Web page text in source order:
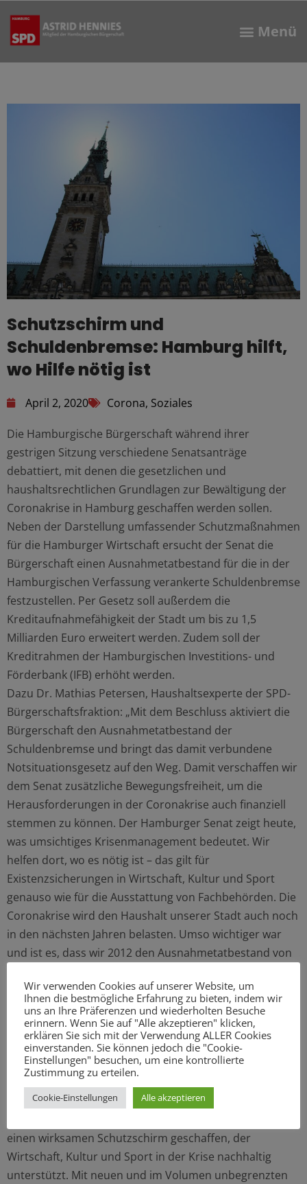
Schutzschirm und
Schuldenbremse: Hamburg hilft,
wo Hilfe nötig ist
April 2, 2020 Corona, Soziales
Die Hamburgische Bürgerschaft während ihrer
gestrigen Sitzung verschiedene Senatsanträge
debattiert, mit denen die gesetzlichen und
haushaltsrechtlichen Grundlagen zur Bewältigung der
Coronakrise in Hamburg geschaffen werden sollen.
Neben der Darstellung umfassender Schutzmaßnahmen
für die Hamburger Wirtschaft ersucht der Senat die
Bürgerschaft einen Ausnahmetatbestand für die in der
Hamburgischen Verfassung verankerte Schuldenbremse
festzustellen. Per Gesetz soll außerdem die
Kreditaufnahmefähigkeit der Stadt um bis zu 1,5
Milliarden Euro erweitert werden. Zudem soll der
Kreditrahmen der Hamburgischen Investitions- und
Förderbank (IFB) erhöht werden.
Dazu Dr. Mathias Petersen, Haushaltsexperte der SPD-
Bürgerschaftsfraktion: „Mit dem Beschluss aktiviert die
Bürgerschaft den Ausnahmetatbestand der
Schuldenbremse und bringt das damit verbundene
Notsituationsgesetz auf den Weg. Damit verschaffen wir
dem Senat zusätzliche Bewegungsfreiheit, um die
Herausforderungen in der Coronakrise auch finanziell
stemmen zu können. Der Hamburger Senat zeigt heute,
was umsichtiges Krisenmanagement bedeutet. Wir
helfen dort, wo es nötig ist – das gilt für
Existenzsicherungen in Wirtschaft, Kultur und Sport
genauso wie für die Ausstattung von Fachbehörden. Die
Coronakrise wird den Haushalt unserer Stadt auch noch
in den nächsten Jahren belasten. Umso wichtiger war
und ist es, dass wir 2012 den Ausnahmetatbestand von
haben. Damit und dank der erfolgreichen Finanzpolitik
des letzten Jahrzehnts bleibt Hamburg auch in dieser
Krise finanziell voll handlungsfähig.“
Dazu Hansjörg Schmidt, Wirtschaftsexperte der SPD-
Bürgerschaftsfraktion: „Hamburg tritt dem Coronavirus
entschlossen und mit aller Kraft entgegen. Mit
steuerlicher Entlastung, unbürokratischen Soforthilfen
einen wirksamen Schutzschirm geschaffen, der
Wirtschaft, Kultur und Sport in der Krise nachhaltig
unterstützt. Mit neuen und im Volumen unbegrenzten
Wir verwenden Cookies auf unserer Website, um
Ihnen die bestmögliche Erfahrung zu bieten, indem wir
uns an Ihre Präferenzen und wiederholten Besuche
erinnern. Wenn Sie auf "Alle akzeptieren" klicken,
erklären Sie sich mit der Verwendung ALLER Cookies
einverstanden. Sie können jedoch die "Cookie-
Einstellungen" besuchen, um eine kontrollierte
Zustimmung zu erteilen.
Cookie-Einstellungen Alle akzeptieren